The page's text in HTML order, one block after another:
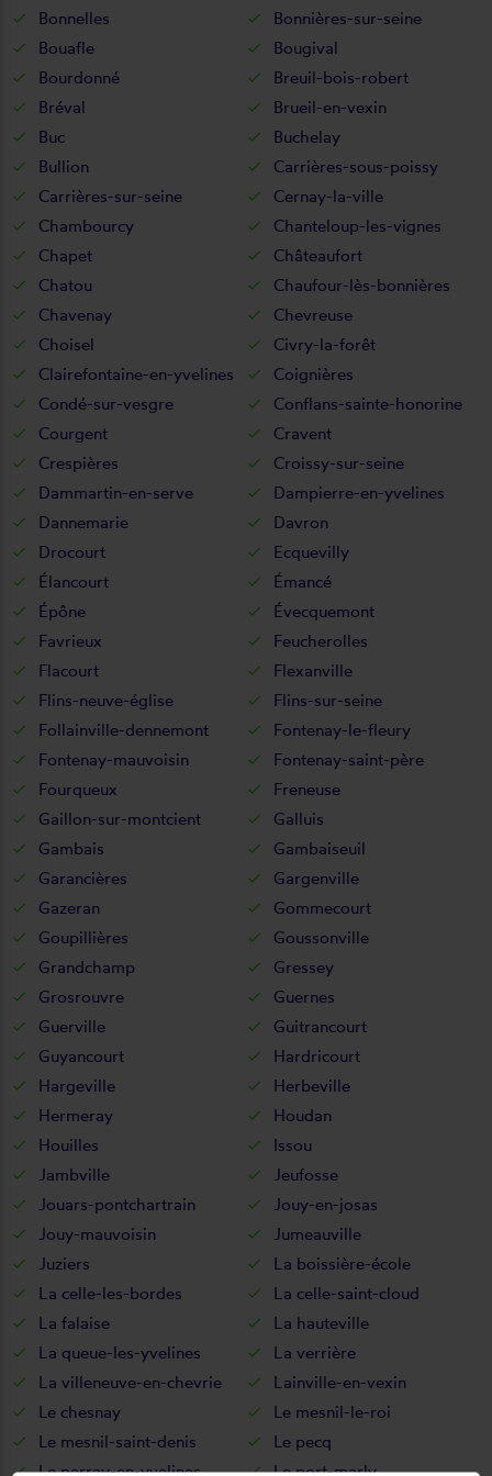
Bonnelles
Bonnières-sur-seine
Bouafle
Bougival
Bourdonné
Breuil-bois-robert
Bréval
Brueil-en-vexin
Buc
Buchelay
Bullion
Carrières-sous-poissy
Carrières-sur-seine
Cernay-la-ville
Chambourcy
Chanteloup-les-vignes
Chapet
Châteaufort
Chatou
Chaufour-lès-bonnières
Chavenay
Chevreuse
Choisel
Civry-la-forêt
Clairefontaine-en-yvelines
Coignières
Condé-sur-vesgre
Conflans-sainte-honorine
Courgent
Cravent
Crespières
Croissy-sur-seine
Dammartin-en-serve
Dampierre-en-yvelines
Dannemarie
Davron
Drocourt
Ecquevilly
Élancourt
Émancé
Épône
Évecquemont
Favrieux
Feucherolles
Flacourt
Flexanville
Flins-neuve-église
Flins-sur-seine
Follainville-dennemont
Fontenay-le-fleury
Fontenay-mauvoisin
Fontenay-saint-père
Fourqueux
Freneuse
Gaillon-sur-montcient
Galluis
Gambais
Gambaiseuil
Garancières
Gargenville
Gazeran
Gommecourt
Goupillières
Goussonville
Grandchamp
Gressey
Grosrouvre
Guernes
Guerville
Guitrancourt
Guyancourt
Hardricourt
Hargeville
Herbeville
Hermeray
Houdan
Houilles
Issou
Jambville
Jeufosse
Jouars-pontchartrain
Jouy-en-josas
Jouy-mauvoisin
Jumeauville
Juziers
La boissière-école
La celle-les-bordes
La celle-saint-cloud
La falaise
La hauteville
La queue-les-yvelines
La verrière
La villeneuve-en-chevrie
Lainville-en-vexin
Le chesnay
Le mesnil-le-roi
Le mesnil-saint-denis
Le pecq
Le perray-en-yvelines
Le port-marly